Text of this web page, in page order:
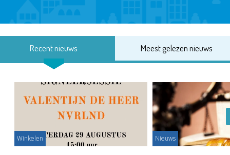
Recent nieuws Meest gelezen nieuws
Winkelen Nieuws